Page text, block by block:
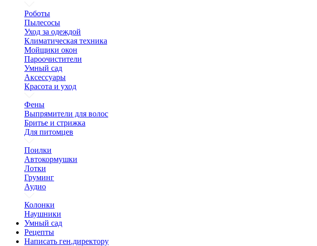
Роботы
Пылесосы
Уход за одеждой
Климатическая техника
Мойщики окон
Пароочистители
Умный сад
Аксессуары
Красота и уход
Фены
Выпрямители для волос
Бритье и стрижка
Для питомцев
Поилки
Автокормушки
Лотки
Груминг
Аудио
Колонки
Наушники
Умный сад
Рецепты
Написать ген.директору